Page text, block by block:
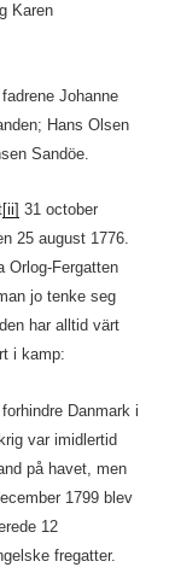
Karen
Johanne
Hans Olsen
Sandöe.
[ii] 31 october
25 august 1776.
Orlog-Fergatten
jo tenke seg
har alltid värt
i kamp:
Danmark i
var imidlertid
på havet, men
1799 blev
12
fregatter.